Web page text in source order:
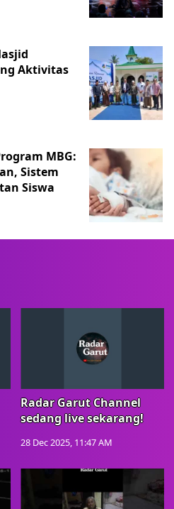
Aktivitas
MBG:
Sistem
Siswa
Radar Garut Channel
sedang live sekarang!
28 Dec 2025, 11:47 AM